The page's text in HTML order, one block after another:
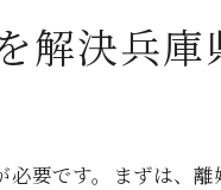
弁護士が提供する具体
退職金問題における弁
解決兵
要です。まずは、